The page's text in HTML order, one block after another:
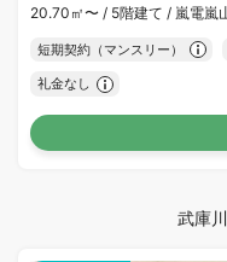
20.70㎡〜 / 5階建て / 嵐電嵐
短期契約（マンスリー）
礼金なし
武庫